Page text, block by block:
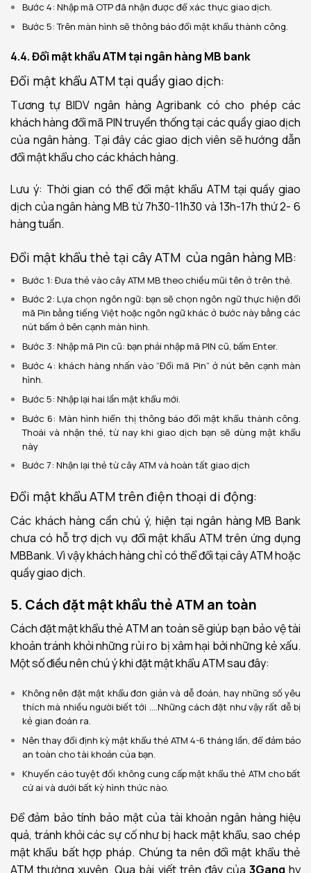
Bước 4: Nhập mã OTP đã nhận được để xác thực giao dịch.
Bước 5: Trên màn hình sẽ thông báo đổi mật khẩu thành công.
4.4. Đổi mật khẩu ATM tại ngân hàng MB bank
Đổi mật khẩu ATM tại quầy giao dịch:
Tương tự BIDV ngân hàng Agribank có cho phép các
khách hàng đổi mã PIN truyền thống tại các quầy giao dịch
của ngân hàng. Tại đây các giao dịch viên sẽ hướng dẫn
đổi mật khẩu cho các khách hàng.
Lưu ý: Thời gian có thể đổi mật khẩu ATM tại quầy giao
dịch của ngân hàng MB từ 7h30-11h30 và 13h-17h thứ 2- 6
hàng tuần.
Đổi mật khẩu thẻ tại cây ATM của ngân hàng MB:
Bước 1: Đưa thẻ vào cây ATM MB theo chiều mũi tên ở trên thẻ.
Bước 2: Lựa chọn ngôn ngữ: bạn sẽ chọn ngôn ngữ thực hiện đổi
mã Pin bằng tiếng Việt hoặc ngôn ngữ khác ở bước này bằng các
nút bấm ở bên cạnh màn hình.
Bước 3: Nhập mã Pin cũ: bạn phải nhập mã PIN cũ, bấm Enter.
Bước 4: khách hàng nhấn vào “Đổi mã Pin” ở nút bên cạnh màn
hình.
Bước 5: Nhập lại hai lần mật khẩu mới.
Bước 6: Màn hình hiển thị thông báo đổi mật khẩu thành công.
Thoái và nhận thẻ, từ nay khi giao dịch bạn sẽ dùng mật khẩu
này
Bước 7: Nhận lại thẻ từ cây ATM và hoàn tất giao dịch
Đổi mật khẩu ATM trên điện thoại di động:
Các khách hàng cần chú ý, hiện tại ngân hàng MB Bank
chưa có hỗ trợ dịch vụ đổi mật khẩu ATM trên ứng dụng
MBBank. Vì vậy khách hàng chỉ có thể đổi tại cây ATM hoặc
quầy giao dịch.
5. Cách đặt mật khẩu thẻ ATM an toàn
Cách đặt mật khẩu thẻ ATM an toàn sẽ giúp bạn bảo vệ tài
khoản tránh khỏi những rủi ro bị xâm hại bởi những kẻ xấu.
Một số điều nên chú ý khi đặt mật khẩu ATM sau đây:
Không nên đặt mật khẩu đơn giản và dễ đoán, hay những số yêu
thích mà nhiều người biết tới ….Những cách đặt như vậy rất dễ bị
kẻ gian đoán ra.
Nên thay đổi định kỳ mật khẩu thẻ ATM 4-6 tháng lần, để đảm bảo
an toàn cho tài khoản của bạn.
Khuyến cáo tuyệt đối không cung cấp mật khẩu thẻ ATM cho bất
cứ ai và dưới bất kỳ hình thức nào.
Để đảm bảo tính bảo mật của tài khoản ngân hàng hiệu
quả, tránh khỏi các sự cố như bị hack mật khẩu, sao chép
mật khẩu bất hợp pháp. Chúng ta nên đổi mật khẩu thẻ
ATM thường xuyên. Qua bài viết trên đây của 3Gang hy